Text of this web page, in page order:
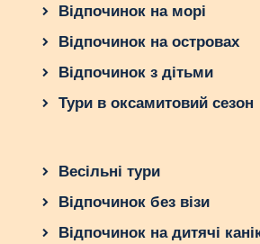
Відпочинок на морі
Відпочинок на островах
Відпочинок з дітьми
Тури в оксамитовий сезон
Весільні тури
Відпочинок без візи
Відпочинок на дитячі